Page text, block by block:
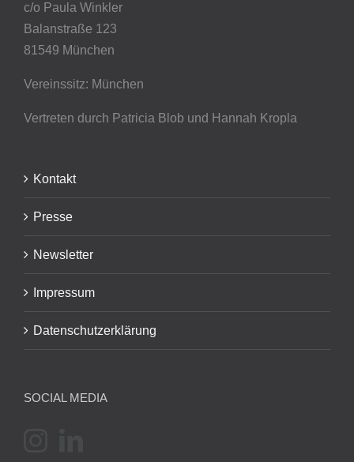
c/o Paula Winkler
Balanstraße 123
81549 München
Vereinssitz: München
Vertreten durch Patricia Blob und Hannah Kropla
Kontakt
Presse
Newsletter
Impressum
Datenschutzerklärung
SOCIAL MEDIA